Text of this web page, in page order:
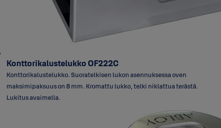
Konttorikalustelukko OF222C
Konttorikalustelukko. Suoratelkisen lukon asennuksessa oven
maksimipaksuus on 8 mm. Kromattu lukko, telki niklattua terästä.
Lukitus avaimella.